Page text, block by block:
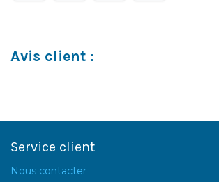
Avis client :
Service client
Nous contacter